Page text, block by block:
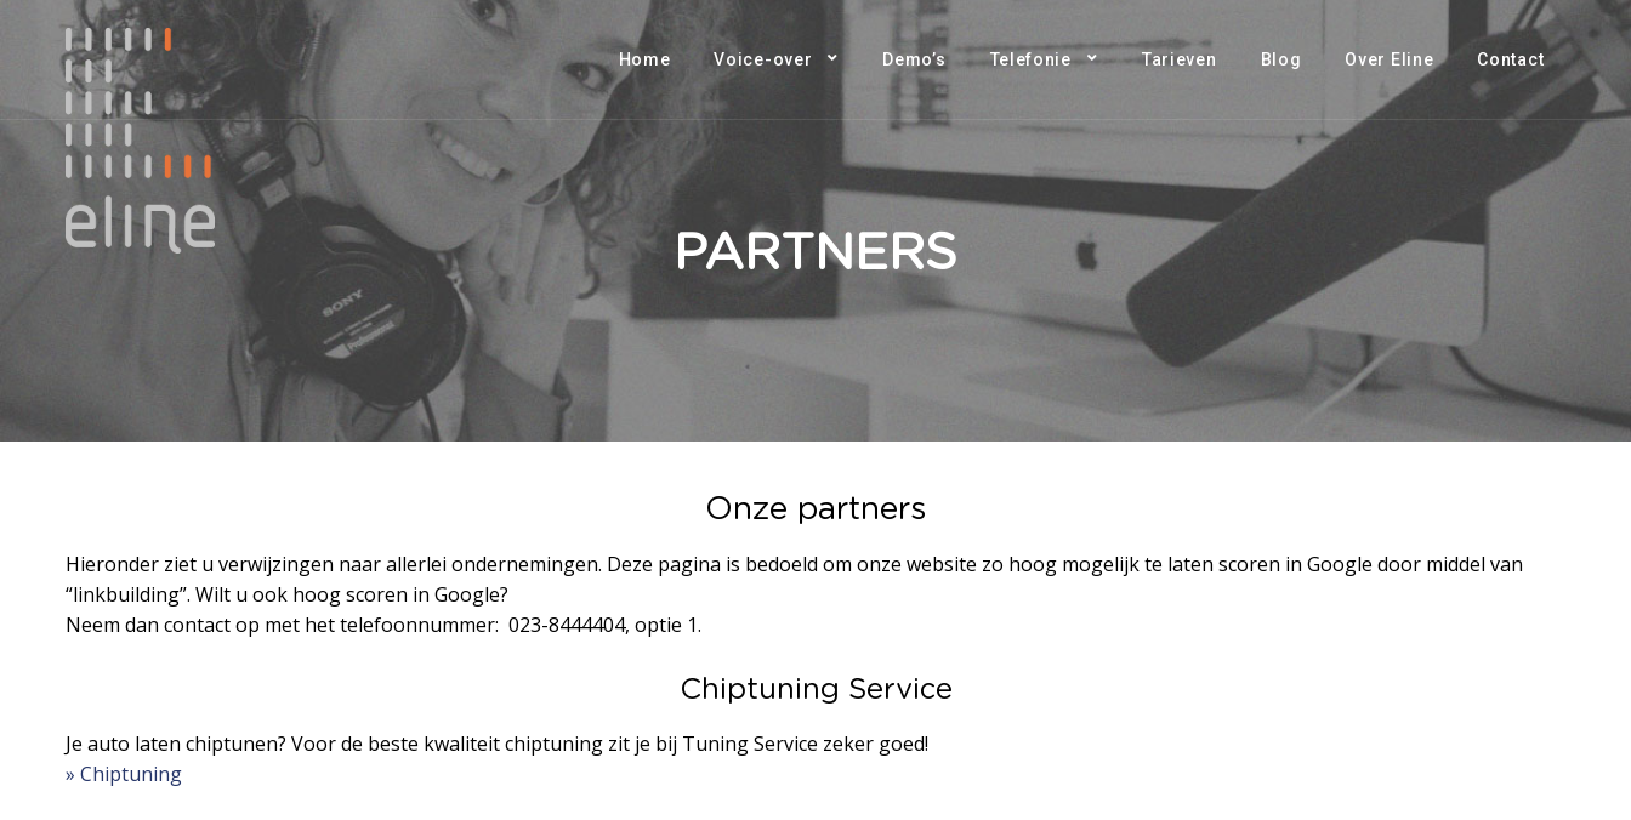
Home Voice-over Demo’s Telefonie Tarieven Blog Over Eline Contact
PARTNERS
Onze partners
Hieronder ziet u verwijzingen naar allerlei ondernemingen. Deze pagina is bedoeld om onze website zo hoog mogelijk te laten scoren in Google door middel van
“linkbuilding”. Wilt u ook hoog scoren in Google?
Neem dan contact op met het telefoonnummer: 023-8444404, optie 1.
Chiptuning Service
Je auto laten chiptunen? Voor de beste kwaliteit chiptuning zit je bij Tuning Service zeker goed!
» Chiptuning